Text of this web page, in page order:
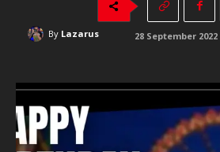
By Lazarus 28 September 2022